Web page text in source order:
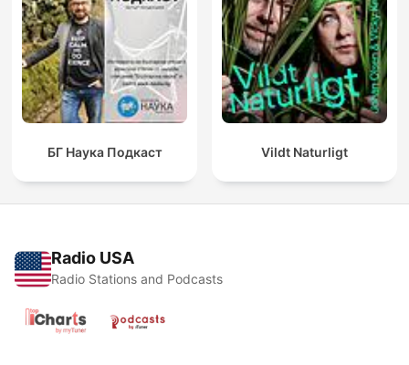
БГ Наука Подкаст Vildt Naturligt
Radio USA
Radio Stations and Podcasts